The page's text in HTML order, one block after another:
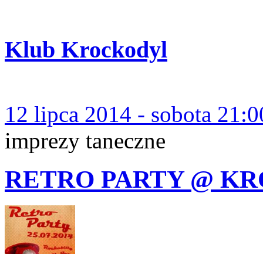
Klub Krockodyl
12 lipca 2014 - sobota
imprezy taneczne
RETRO PARTY @